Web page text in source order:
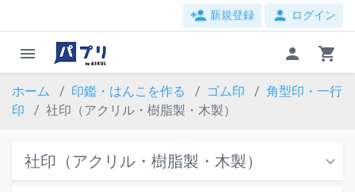
person_add 新規登録 person ログイン
menu person shopping_cart
ホーム 印鑑・はんこを作る ゴム印
角型印・一行
印
社印（アクリル・樹脂製・木製）
社印（アクリル・樹脂製・木製）